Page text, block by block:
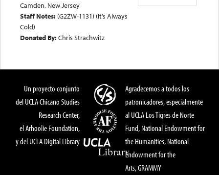
Camden, New Jersey
Staff Notes: (G2ZW-1131) (It’s Always
Cold)
Donated By:Chris Strachwitz
Un proyecto conjunto
del UCLA Chicano Studies
Research Center,
el Arhoolie Foundation,
y del UCLA Digital Library
Agradecemos a todos los
patronicadores, especialmente
al UCLA Los Tigres de Norte
Fund, National Endowment for
the Humanities, National
Endowment for the
Arts, GRAMMY